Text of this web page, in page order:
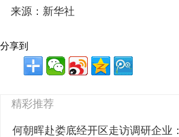
来源：新华社
分享到
精彩推荐
何朝晖赴娄底经开区走访调研企业：